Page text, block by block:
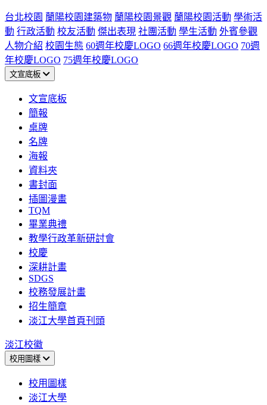
台北校園 蘭陽校園建築物 蘭陽校園景觀 蘭陽校園活動 學術活
動 行政活動 校友活動 傑出表現 社團活動 學生活動 外賓參觀
人物介紹 校園生態 60週年校慶LOGO 66週年校慶LOGO 70週
年校慶LOGO 75週年校慶LOGO
文宣底板
文宣底板
簡報
桌牌
名牌
海報
資料夾
書封面
插圖漫畫
TQM
畢業典禮
教學行政革新研討會
校慶
深耕計畫
SDGS
校務發展計畫
招生簡章
淡江大學首頁刊頭
淡江校徽
校用圖樣
校用圖樣
淡江大學